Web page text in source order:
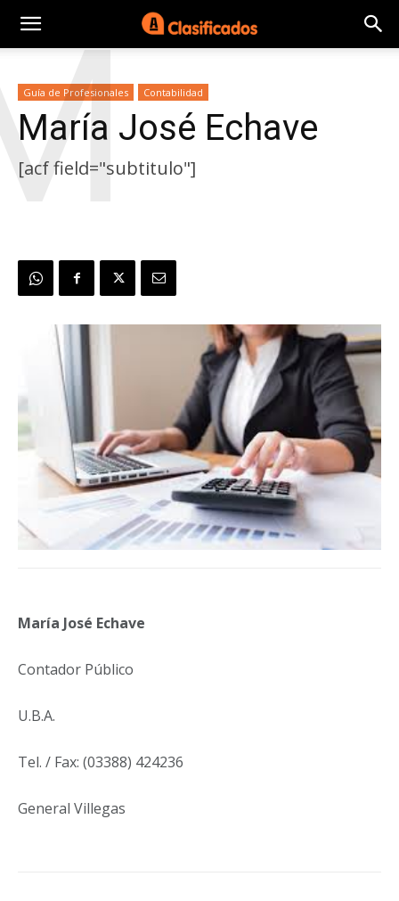
Guía de Profesionales Contabilidad
María José Echave
[acf field="subtitulo"]
María José Echave
Contador Público
U.B.A.
Tel. / Fax: (03388) 424236
General Villegas